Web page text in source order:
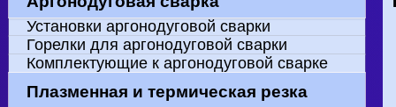
Установки аргонодуговой сварки
Горелки для аргонодуговой сварки
Комплектующие к аргонодуговой сварке
Плазменная и термическая резка